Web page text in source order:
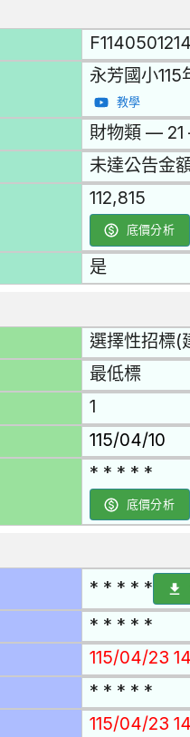
永芳國小
教學
財物類 — 21
未達公告金
112,815
底價分析
是
選擇性招標(
最低標
1
115/04/10
* * * * *
底價分析
* * * * *
* * * * *
115/04/23
* * * * *
115/04/23